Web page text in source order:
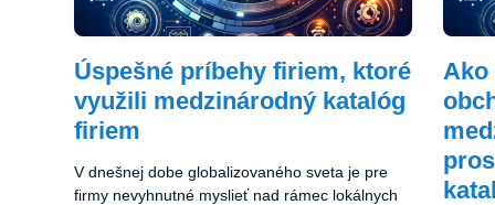
Úspešné príbehy firiem, ktoré
využili medzinárodný katalóg
firiem
V dnešnej dobe globalizovaného sveta je pre
firmy nevyhnutné myslieť nad rámec lokálnych